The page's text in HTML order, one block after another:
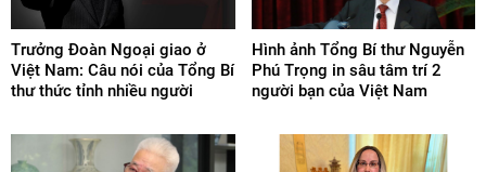
Trưởng Đoàn Ngoại giao ở
Việt Nam: Câu nói của Tổng Bí
thư thức tỉnh nhiều người
Hình ảnh Tổng Bí thư Nguyễn
Phú Trọng in sâu tâm trí 2
người bạn của Việt Nam